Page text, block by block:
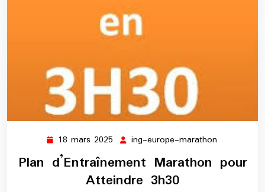
18 mars 2025 18
2025
ing-europe-marathon
marathon
Plan d’Entraînement Marathon pour
Atteindre 3h30